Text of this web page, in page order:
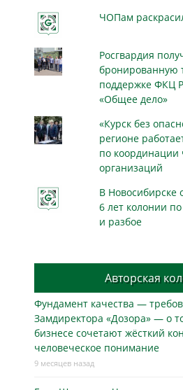
ЧОПам
Росгвардия
бронированную
поддержке ФКЦ
«Общее дело»
«Курск без
регионе
по координации
организаций
В Новосибирске
6 лет колонии
и разбое
Авторская
Фундамент качества —
Замдиректора «Дозора» — о
бизнесe сочетают жёсткий
человеческое понимание
9 месяцев назад